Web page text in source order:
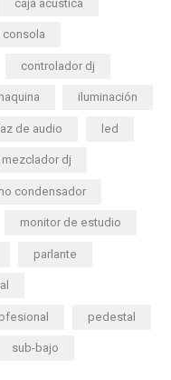
caja acustica
consola
controlador dj
iluminación
de audio led
mezclador dj
condensador
monitor de estudio
parlante
pedestal
sub-bajo